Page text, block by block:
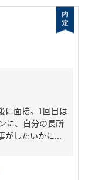
に面接。1回目は
に、自分の長所
がしたいかに...